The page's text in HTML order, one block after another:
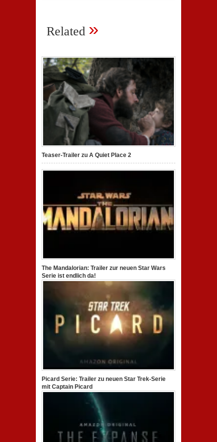
Related »
Teaser-Trailer zu A Quiet Place 2
The Mandalorian: Trailer zur neuen Star Wars
Serie ist endlich da!
Picard Serie: Trailer zu neuen Star Trek-Serie
mit Captain Picard